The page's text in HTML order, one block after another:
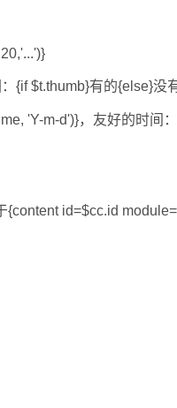
{if $t.thumb}有的{else}没
'Y-m-d')}，友好的时间
id=$cc.id